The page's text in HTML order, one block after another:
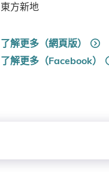
東方新地
了解更多（網頁版）
了解更多（Facebook）